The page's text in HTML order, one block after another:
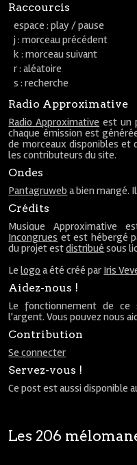
Raccourcis
espace : play / pause
j : morceau précédent
k : morceau suivant
r : aléatoire
s : recherche
Radio Approximative
Radio Approximative est un
chaque émission est
de morceaux disponibles et
les contributeurs du site.
Ondes
Pantagruweb a bien mangé.
Crédits
Musique Approximative
Incongrues et est hébergé
du projet estdistribué sous
Lelogo a été créé par Iris
Aidez-nous !
Le fonctionnement de
l'argent. Vous pouvez nous
Contribution
Se connecter
Servez-vous !
Ce post est aussi disponible
Les 206